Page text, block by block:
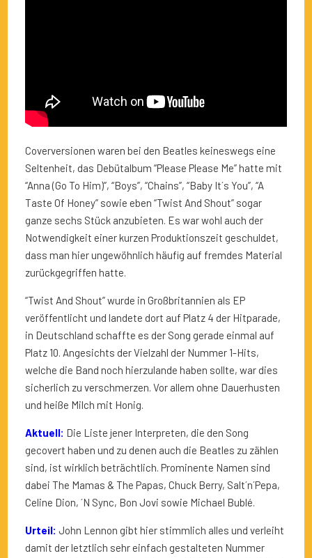
Coverversionen waren bei den Beatles keineswegs eine
Seltenheit, das Debütalbum “Please Please Me” hatte mit
“Anna (Go To Him)”, “Boys”, “Chains”, “Baby It´s You”, “A
Taste Of Honey” sowie eben “Twist And Shout” sogar
ganze sechs Stück anzubieten. Es war wohl auch der
Notwendigkeit einer kurzen Produktionszeit geschuldet,
dass man hier ungewöhnlich häufig auf fremdes Material
zurückgegriffen hatte.
“Twist And Shout” wurde in Großbritannien als EP
veröffentlicht und landete dort auf Platz 4 der Hitparade,
in Deutschland schaffte es der Song gerade einmal auf
Platz 10. Angesichts der Vielzahl der Nummer 1-Hits,
welche die Band noch hierzulande haben sollte, war dies
sicherlich zu verschmerzen. Vor allem ohne Dauerhusten
und heiße Milch mit Honig.
Aktuell: Die Liste jener Interpreten, die den Song
gecovert haben und zu denen auch die Beatles zu zählen
sind, ist wirklich beträchtlich. Prominente Namen sind
dabei The Mamas & The Papas, Chuck Berry, Salt´n´Pepa,
Celine Dion, ´N Sync, Bon Jovi sowie Michael Bublé.
Urteil: John Lennon gibt hier stimmlich alles und verleiht
damit der letztlich sehr einfach gestalteten Nummer